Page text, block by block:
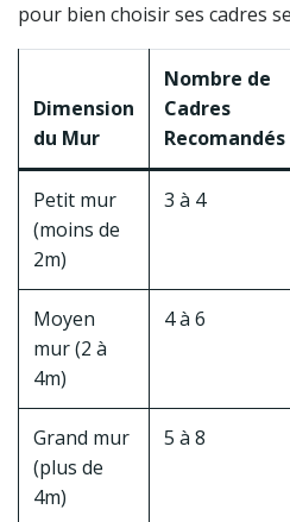
pour bien choisir ses cadres
Dimension
du Mur
Nombre de
Cadres
Recomandés
Petit mur
(moins de
2m)
3 à 4
Moyen
mur (2 à
4m)
4 à 6
Grand mur
(plus de
4m)
5 à 8